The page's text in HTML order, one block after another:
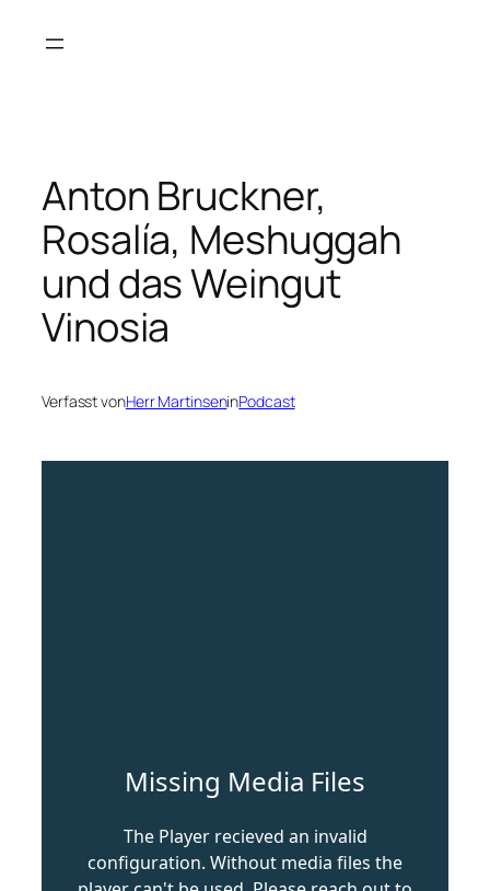
Inhalt
Anton Bruckner,
Rosalía, Meshuggah
und das Weingut
Vinosia
Verfasst vonHerr MartinseninPodcast